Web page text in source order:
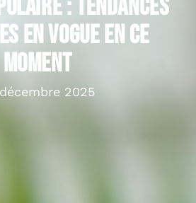
: tendances
en vogue en ce
moment
2025